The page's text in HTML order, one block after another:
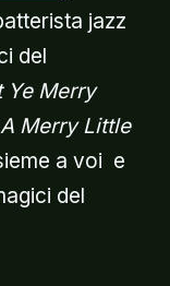
jazz
del
Ye Merry
Merry Little
a voi e
del